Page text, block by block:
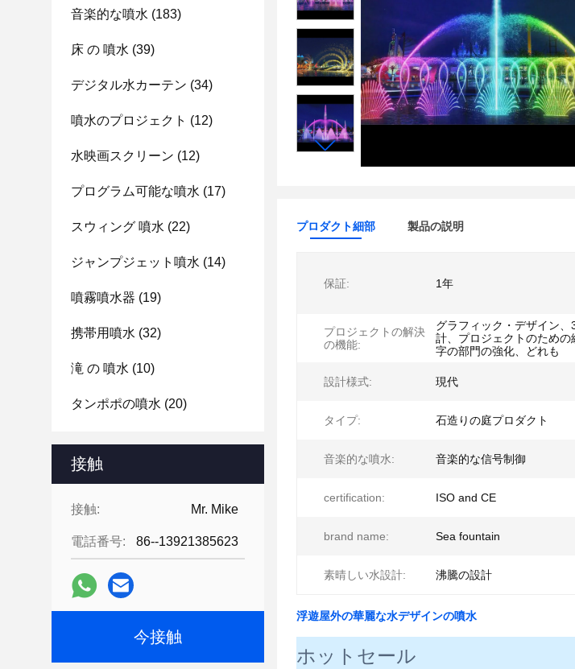
音楽的な噴水 (183)
床 の 噴水 (39)
デジタル水カーテン (34)
噴水のプロジェクト (12)
水映画スクリーン (12)
プログラム可能な噴水 (17)
スウィング 噴水 (22)
ジャンプジェット噴水 (14)
噴霧噴水器 (19)
携帯用噴水 (32)
滝 の 噴水 (10)
タンポポの噴水 (20)
接触
接触: Mr. Mike
電話番号: 86--13921385623
今接触
プロダクト細部 製品の説明
保証: 1年
プロジェクトの解決
の機能:
グラフィック・デザイン、
計、プロジェクトのための
字の部門の強化、どれも
設計様式: 現代
タイプ: 石造りの庭プロダクト
音楽的な噴水: 音楽的な信号制御
certification: ISO and CE
brand name: Sea fountain
素晴しい水設計: 沸騰の設計
浮遊屋外の華麗な水デザインの噴水
ホットセール